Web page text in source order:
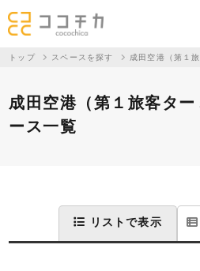
トップ スペースを探す 成田空港（第１
成田空港（第１旅客タ
ース一覧
リストで表示